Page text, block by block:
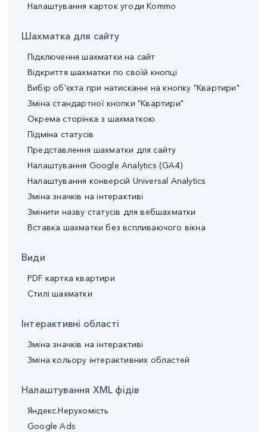
Налаштування карток угоди Kommo
Шахматка для сайту
Підключення шахматки на сайт
Відкриття шахматки по своїй кнопці
Вибір об'єкта при натисканні на кнопку "Квартири"
Зміна стандартної кнопки "Квартири"
Окрема сторінка з шахматкою
Підміна статусів
Представлення шахматки для сайту
Налаштування Google Analytics (GA4)
Налаштування конверсій Universal Analytics
Зміна значків на інтерактиві
Змінити назву статусів для вебшахматки
Вставка шахматки без вспливаючого вікна
Види
PDF картка квартири
Стилі шахматки
Інтерактивні області
Зміна значків на інтерактиві
Зміна кольору інтерактивних областей
Налаштування XML фідів
Яндекс.Нерухомість
Google Ads